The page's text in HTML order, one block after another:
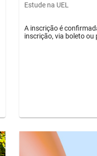
Estude na UEL
A inscrição é
inscrição, via boleto ou